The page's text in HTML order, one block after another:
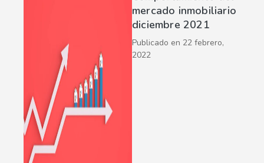
mercado inmobiliario
diciembre 2021
Publicado en 22 febrero,
2022